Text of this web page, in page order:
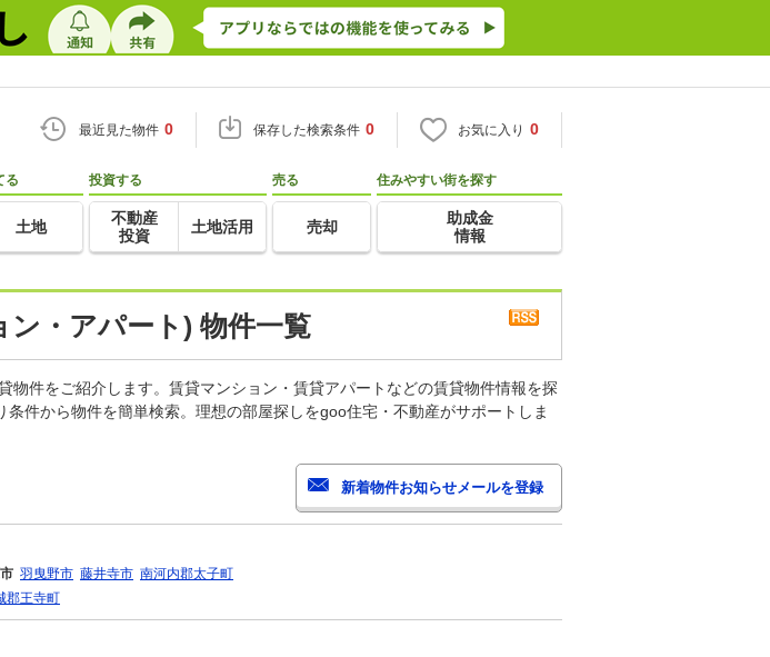
最近見た物件 0 保存した検索条件 0 お気に入り 0
る
土地
投資する
不動産
投資
土地活用
売る
売却
住みやすい街を探す
助成金
情報
ン・アパート) 物件一覧
件をご紹介します。賃貸マンション・賃貸アパートなどの賃貸物件情報を探
件から物件を簡単検索。理想の部屋探しをgoo住宅・不動産がサポートしま
羽曳野市 藤井寺市 南河内郡太子町
郡王寺町